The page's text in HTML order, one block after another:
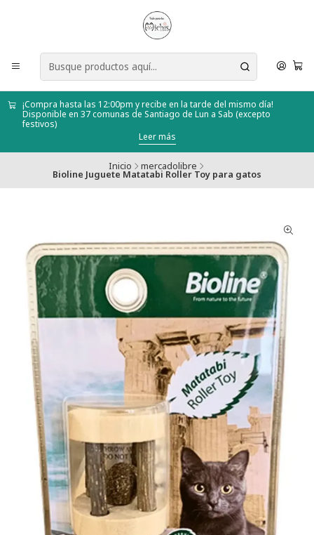
¡Compra hasta las 12:00pm y recibe en la tarde del mismo día!
Disponible en 37 comunas de Santiago de Lun a Sab (excepto
festivos)
Leer más
Inicio mercadolibre
Bioline Juguete Matatabi Roller Toy para gatos